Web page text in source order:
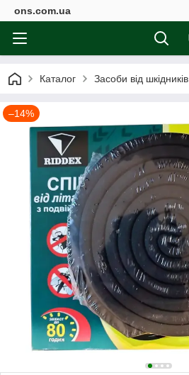
ons.com.ua
Каталог Засоби від шкідників
–14%